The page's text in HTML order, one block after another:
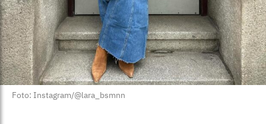
Foto: Instagram/@lara_bsmnn